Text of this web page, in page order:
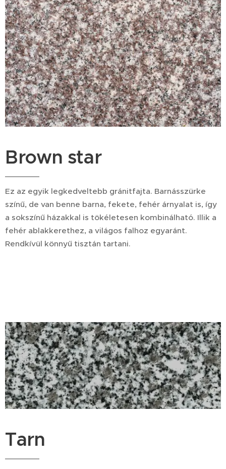
Brown star
Ez az egyik legkedveltebb gránitfajta. Barnásszürke
színű, de van benne barna, fekete, fehér árnyalat is, így
a sokszínű házakkal is tökéletesen kombinálható. Illik a
fehér ablakkerethez, a világos falhoz egyaránt.
Rendkívül könnyű tisztán tartani.
Tarn